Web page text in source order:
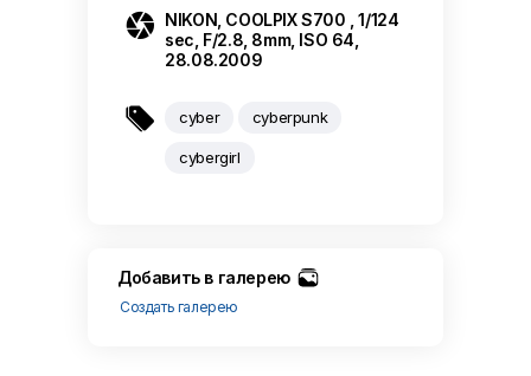
 NIKON, COOLPIX S700 , 1/124
sec, F/2.8, 8mm, ISO 64,
28.08.2009
 cyber cyberpunk
cybergirl
Добавить в галерею
Создать галерею